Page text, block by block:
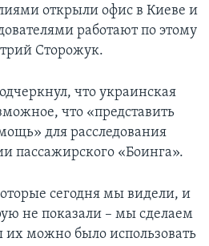
открыли офис в Киеве и
работают по этому
Сторожук.
что украинская
что «представить
для расследования
пассажирского «Боинга».
сегодня мы видели, и
не показали – мы сделаем
их можно было использовать